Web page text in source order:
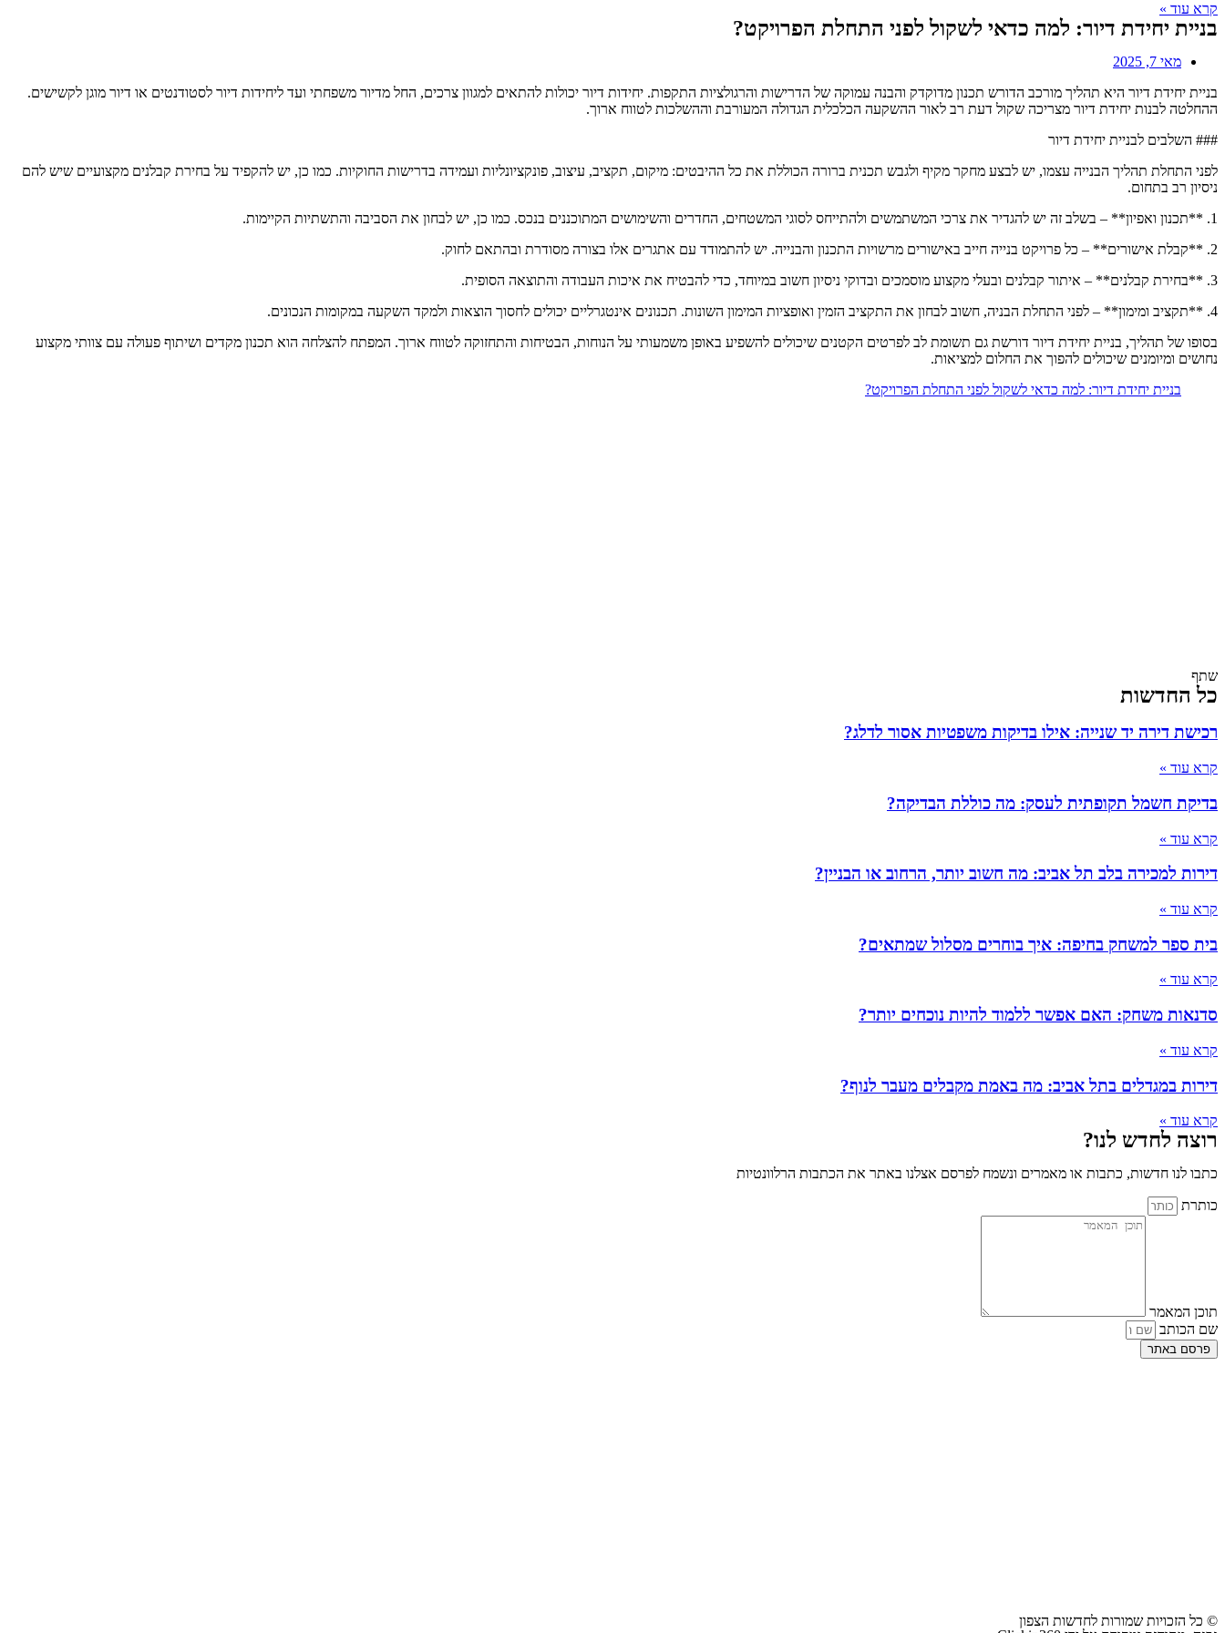
קרא עוד »
בניית יחידת דיור: למה כדאי לשקול לפני התחלת הפרויקט?
מאי 7, 2025
בניית יחידת דיור היא תהליך מורכב הדורש תכנון מדוקדק והבנה עמוקה של הדרישות והרגולציות התקפות. יחידות דיור יכולות להתאים למגוון צרכים, החל מדיור משפחתי ועד ליחידות דיור לסטודנטים או דיור מוגן לקשישים.
ההחלטה לבנות יחידת דיור מצריכה שקול דעת רב לאור ההשקעה הכלכלית הגדולה המעורבת וההשלכות לטווח ארוך.
### השלבים לבניית יחידת דיור
לפני התחלת תהליך הבנייה עצמו, יש לבצע מחקר מקיף ולגבש תכנית ברורה הכוללת את כל ההיבטים: מיקום, תקציב, עיצוב, פונקציונליות ועמידה בדרישות החוקיות. כמו כן, יש להקפיד על בחירת קבלנים מקצועיים שיש להם
ניסיון רב בתחום.
1. **תכנון ואפיון** – בשלב זה יש להגדיר את צרכי המשתמשים ולהתייחס לסוגי המשטחים, החדרים והשימושים המתוכננים בנכס. כמו כן, יש לבחון את הסביבה והתשתיות הקיימות.
2. **קבלת אישורים** – כל פרויקט בנייה חייב באישורים מרשויות התכנון והבנייה. יש להתמודד עם אתגרים אלו בצורה מסודרת ובהתאם לחוק.
3. **בחירת קבלנים** – איתור קבלנים ובעלי מקצוע מוסמכים ובדוקי ניסיון חשוב במיוחד, כדי להבטיח את איכות העבודה והתוצאה הסופית.
4. **תקציב ומימון** – לפני התחלת הבניה, חשוב לבחון את התקציב הזמין ואופציות המימון השונות. תכנונים אינטגרליים יכולים לחסוך הוצאות ולמקד השקעה במקומות הנכונים.
בסופו של תהליך, בניית יחידת דיור דורשת גם תשומת לב לפרטים הקטנים שיכולים להשפיע באופן משמעותי על הנוחות, הבטיחות והתחזוקה לטווח ארוך. המפתח להצלחה הוא תכנון מקדים ושיתוף פעולה עם צוותי מקצוע
נחושים ומיומנים שיכולים להפוך את החלום למציאות.
בניית יחידת דיור: למה כדאי לשקול לפני התחלת הפרויקט?
שתף
כל החדשות
רכישת דירה יד שנייה: אילו בדיקות משפטיות אסור לדלג?
קרא עוד »
בדיקת חשמל תקופתית לעסק: מה כוללת הבדיקה?
קרא עוד »
דירות למכירה בלב תל אביב: מה חשוב יותר, הרחוב או הבניין?
קרא עוד »
בית ספר למשחק בחיפה: איך בוחרים מסלול שמתאים?
קרא עוד »
סדנאות משחק: האם אפשר ללמוד להיות נוכחים יותר?
קרא עוד »
דירות במגדלים בתל אביב: מה באמת מקבלים מעבר לנוף?
קרא עוד »
רוצה לחדש לנו?
כתבו לנו חדשות, כתבות או מאמרים ונשמח לפרסם אצלנו באתר את הכתבות הרלוונטיות
כותרת
תוכן המאמר
שם הכותב
פרסם באתר
© כל הזכויות שמורות לחדשות הצפון